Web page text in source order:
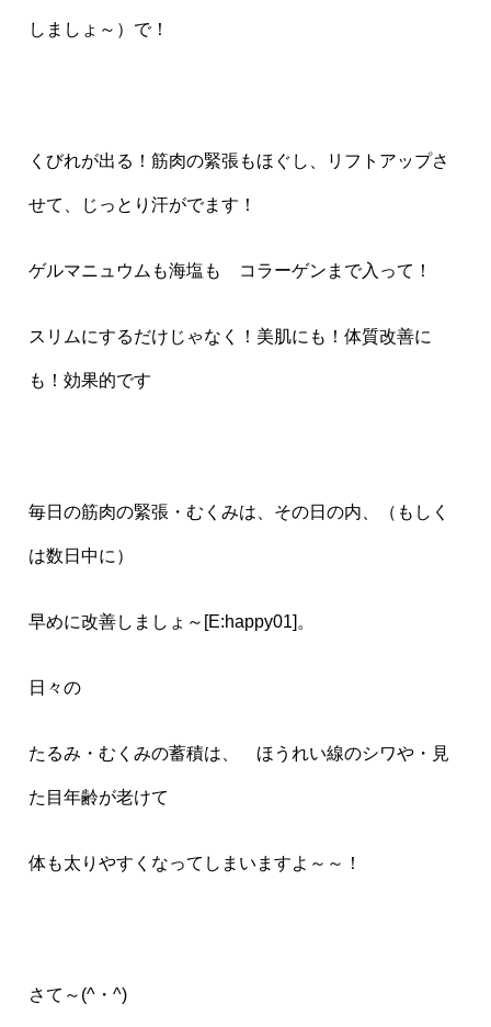
しましょ～）で！
くびれが出る！筋肉の緊張もほぐし、リフトアップさ
せて、じっとり汗がでます！
ゲルマニュウムも海塩も コラーゲンまで入って！
スリムにするだけじゃなく！美肌にも！体質改善に
も！効果的です
毎日の筋肉の緊張・むくみは、その日の内、（もしく
は数日中に）
早めに改善しましょ～[E:happy01]。
日々の
たるみ・むくみの蓄積は、 ほうれい線のシワや・見
た目年齢が老けて
体も太りやすくなってしまいますよ～～！
さて～(^・^)